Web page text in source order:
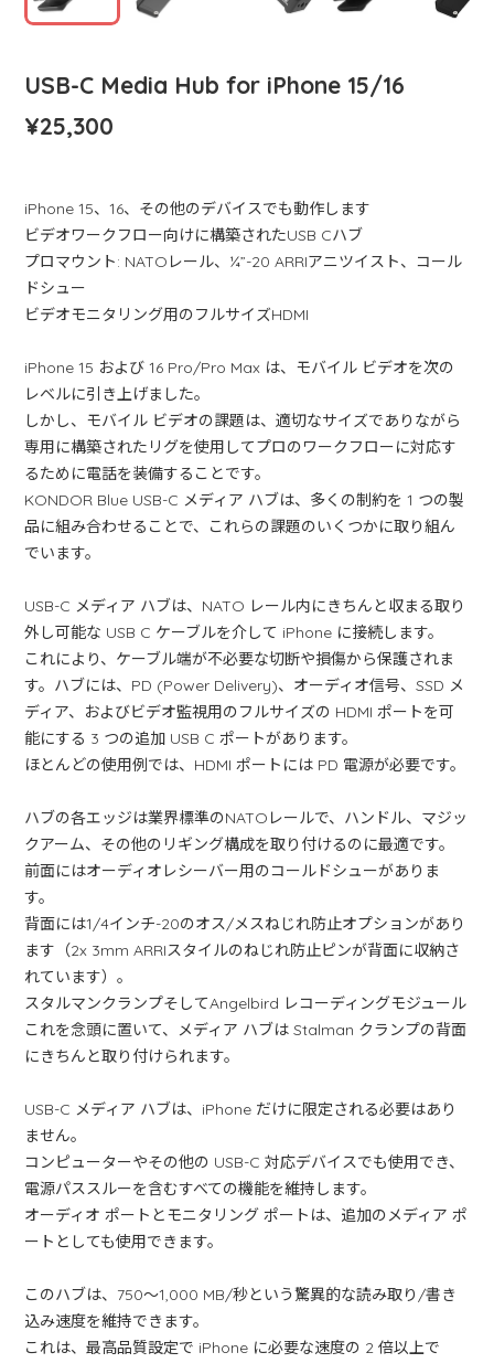
USB-C Media Hub for iPhone 15/16
¥25,300
iPhone 15、16、その他のデバイスでも動作します
ビデオワークフロー向けに構築されたUSB Cハブ
プロマウント: NATOレール、¼”-20 ARRIアニツイスト、コール
ドシュー
ビデオモニタリング用のフルサイズHDMI
iPhone 15 および 16 Pro/Pro Max は、モバイル ビデオを次の
レベルに引き上げました。
しかし、モバイル ビデオの課題は、適切なサイズでありながら
専用に構築されたリグを使用してプロのワークフローに対応す
るために電話を装備することです。
KONDOR Blue USB-C メディア ハブは、多くの制約を 1 つの製
品に組み合わせることで、これらの課題のいくつかに取り組ん
でいます。
USB-C メディア ハブは、NATO レール内にきちんと収まる取り
外し可能な USB C ケーブルを介して iPhone に接続します。
これにより、ケーブル端が不必要な切断や損傷から保護されま
す。ハブには、PD (Power Delivery)、オーディオ信号、SSD メ
ディア、およびビデオ監視用のフルサイズの HDMI ポートを可
能にする 3 つの追加 USB C ポートがあります。
ほとんどの使用例では、HDMI ポートには PD 電源が必要です。
ハブの各エッジは業界標準のNATOレールで、ハンドル、マジッ
クアーム、その他のリギング構成を取り付けるのに最適です。
前面にはオーディオレシーバー用のコールドシューがありま
す。
背面には1/4インチ-20のオス/メスねじれ防止オプションがあり
ます（2x 3mm ARRIスタイルのねじれ防止ピンが背面に収納さ
れています）。
スタルマンクランプそしてAngelbird レコーディングモジュール
これを念頭に置いて、メディア ハブは Stalman クランプの背面
にきちんと取り付けられます。
USB-C メディア ハブは、iPhone だけに限定される必要はあり
ません。
コンピューターやその他の USB-C 対応デバイスでも使用でき、
電源パススルーを含むすべての機能を維持します。
オーディオ ポートとモニタリング ポートは、追加のメディア ポ
ートとしても使用できます。
このハブは、750～1,000 MB/秒という驚異的な読み取り/書き
込み速度を維持できます。
これは、最高品質設定で iPhone に必要な速度の 2 倍以上で